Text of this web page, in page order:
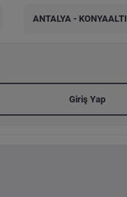
ANTALYA - KONYAALTI
Giriş Yap